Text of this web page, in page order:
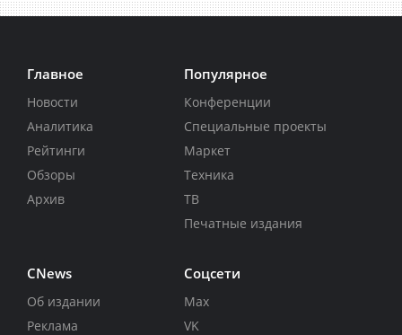
Главное
Новости
Аналитика
Рейтинги
Обзоры
Архив
Популярное
Конференции
Специальные проекты
Маркет
Техника
ТВ
Печатные издания
CNews
Об издании
Реклама
Соцсети
Max
VK